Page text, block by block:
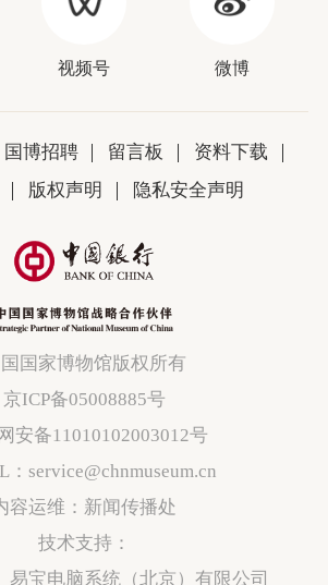
视频号 微博
国博招聘 留言板
资料下载
版权声明 隐私安全声明
国家博物馆版权所有
京ICP备05008885号
安备11010102003012号
：service@chnmuseum.cn
容运维：新闻传播处
技术支持：
宝电脑系统（北京）有限公司